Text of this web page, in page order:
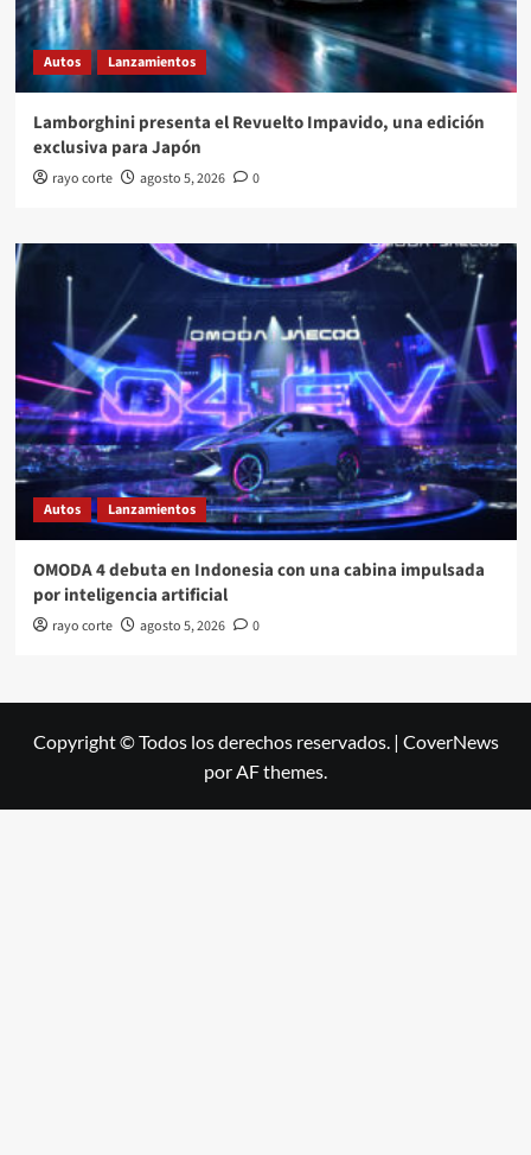
Autos Lanzamientos
Lamborghini presenta el Revuelto Impavido, una edición
exclusiva para Japón
rayo corte agosto 5, 2026 0
Autos Lanzamientos
OMODA 4 debuta en Indonesia con una cabina impulsada
por inteligencia artificial
rayo corte agosto 5, 2026 0
Copyright © Todos los derechos reservados. | CoverNews
por AF themes.